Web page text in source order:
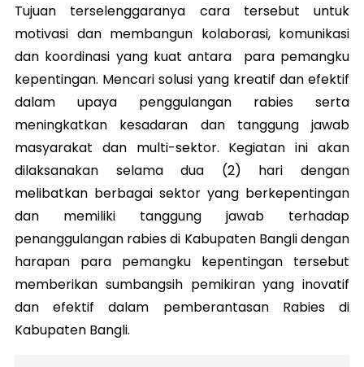
Tujuan terselenggaranya cara tersebut untuk
motivasi dan membangun kolaborasi, komunikasi
dan koordinasi yang kuat antara para pemangku
kepentingan. Mencari solusi yang kreatif dan efektif
dalam upaya penggulangan rabies serta
meningkatkan kesadaran dan tanggung jawab
masyarakat dan multi-sektor. Kegiatan ini akan
dilaksanakan selama dua (2) hari dengan
melibatkan berbagai sektor yang berkepentingan
dan memiliki tanggung jawab terhadap
penanggulangan rabies di Kabupaten Bangli dengan
harapan para pemangku kepentingan tersebut
memberikan sumbangsih pemikiran yang inovatif
dan efektif dalam pemberantasan Rabies di
Kabupaten Bangli.